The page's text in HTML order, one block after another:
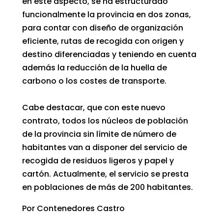
funcionalmente la provincia en dos zonas,
para contar con diseño de organización
eficiente, rutas de recogida con origen y
destino diferenciadas y teniendo en cuenta
además la reducción de la huella de
carbono o los costes de transporte.
Cabe destacar, que con este nuevo
contrato, todos los núcleos de población
de la provincia sin límite de número de
habitantes van a disponer del servicio de
recogida de residuos ligeros y papel y
cartón. Actualmente, el servicio se presta
en poblaciones de más de 200 habitantes.
Por Contenedores Castro